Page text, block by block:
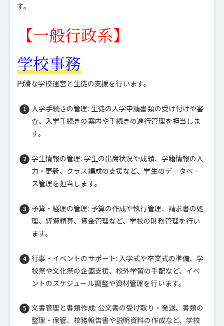
す。
【一般行政系】
学校事務
円滑な学校運営と生徒の支援を行います。
入学手続きの管理: 生徒の入学申請書類の受け付けや審
査、入学手続きの案内や手続きの進行管理を担当しま
す。
学生情報の管理: 学生の出席状況や成績、学籍情報の入
力・更新、クラス編成の支援など、学生のデータベー
ス管理を担当します。
予算・経理の管理: 予算の作成や執行管理、請求書の処
理、経費精算、資金管理など、学校の財務管理を行い
ます。
行事・イベントのサポート: 入学式や卒業式の準備、学
校祭や文化祭の企画支援、校外学習の手配など、イベ
ントのスケジュール調整や資材管理を行います。
文書管理と書類作成: 公文書の受け取り・発送、書類の
整理・保管、校務報告書や説明資料の作成など、学校